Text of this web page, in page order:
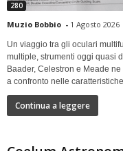
280
Muzio Bobbio - 1 Agosto 2026
Un viaggio tra gli oculari
multiple, strumenti oggi quasi
Baader, Celestron e Meade
a confronto nelle
Continua a leggere